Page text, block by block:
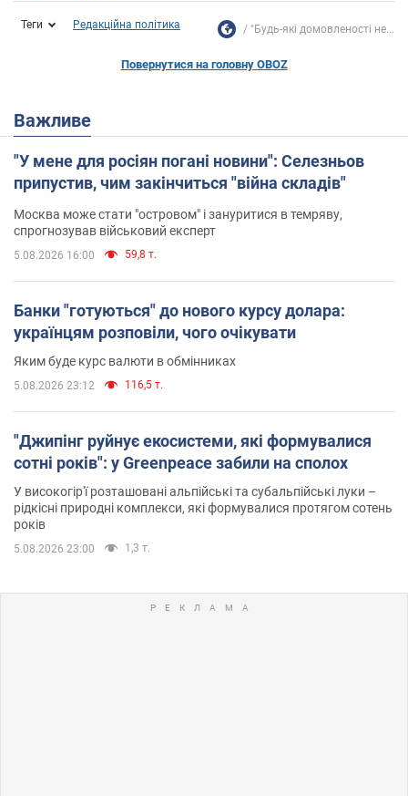
Теги Редакційна політика "Будь-які домовленості не...
Повернутися на головну OBOZ
Важливе
"У мене для росіян погані новини": Селезньов
припустив, чим закінчиться "війна складів"
Москва може стати "островом" і зануритися в темряву,
спрогнозував військовий експерт
5.08.2026 16:00 59,8 т.
Банки "готуються" до нового курсу долара:
українцям розповіли, чого очікувати
Яким буде курс валюти в обмінниках
5.08.2026 23:12 116,5 т.
"Джипінг руйнує екосистеми, які формувалися
сотні років": у Greenpeace забили на сполох
У високогір'ї розташовані альпійські та субальпійські луки –
рідкісні природні комплекси, які формувалися протягом сотень
років
5.08.2026 23:00 1,3 т.